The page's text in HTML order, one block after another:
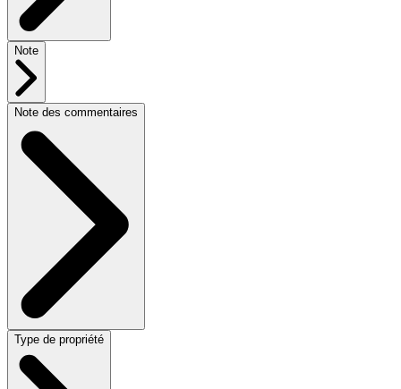
Note
Note des commentaires
Type de propriété